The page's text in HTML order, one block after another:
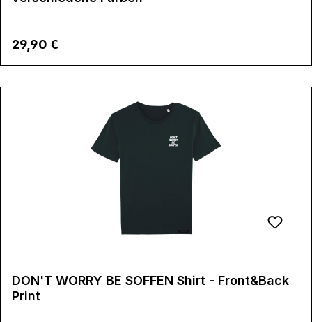
Regulärer Preis:
29,90 €
DON'T WORRY BE SOFFEN Shirt - Front&Back
Print